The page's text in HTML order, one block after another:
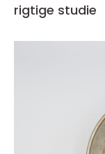
rigtige studie